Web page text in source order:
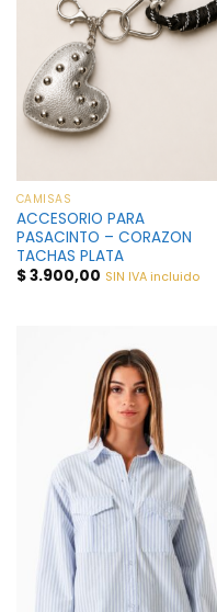
CAMISAS
ACCESORIO PARA
PASACINTO – CORAZON
TACHAS PLATA
$3.900,00 SIN IVA incluido